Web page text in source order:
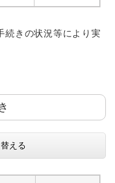
きの状況等により実
える